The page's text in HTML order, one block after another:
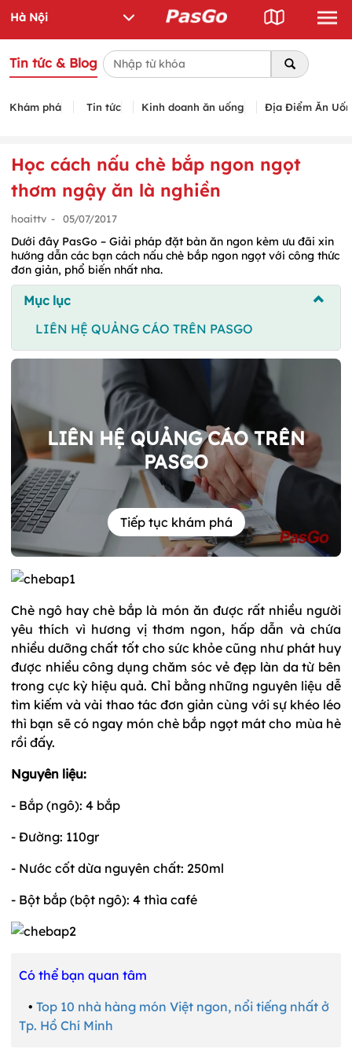
Tin tức & Blog
Khám phá Tin tức Kinh doanh ăn uống Địa Điểm Ăn
Học cách nấu chè bắp ngon ngọt
thơm ngậy ăn là nghiền
hoaittv - 05/07/2017
Dưới đây PasGo – Giải pháp đặt bàn ăn ngon kèm ưu đãi xin
hướng dẫn các bạn cách nấu chè bắp ngon ngọt với công thức
đơn giản, phổ biến nhất nha.
Mục lục
LIÊN HỆ QUẢNG CÁO TRÊN PASGO
LIÊN HỆ QUẢNG CÁO TRÊN
PASGO
Tiếp tục khám phá
Chè ngô hay chè bắp là món ăn được rất nhiều người
yêu thích vì hương vị thơm ngon, hấp dẫn và chứa
nhiều dưỡng chất tốt cho sức khỏe cũng như phát huy
được nhiều công dụng chăm sóc vẻ đẹp làn da từ bên
trong cực kỳ hiệu quả. Chỉ bằng những nguyên liệu dễ
tìm kiếm và vài thao tác đơn giản cùng với sự khéo léo
thì bạn sẽ có ngay món chè bắp ngọt mát cho mùa hè
rồi đấy.
Nguyên liệu:
- Bắp (ngô): 4 bắp
- Đường: 110gr
- Nước cốt dừa nguyên chất: 250ml
- Bột bắp (bột ngô): 4 thìa café
Có thể bạn quan tâm
• Top 10 nhà hàng món Việt ngon, nổi tiếng nhất ở
Tp. Hồ Chí Minh